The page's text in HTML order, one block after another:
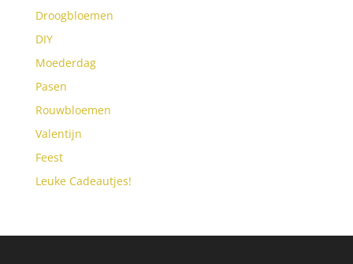
Droogbloemen
DIY
Moederdag
Pasen
Rouwbloemen
Valentijn
Feest
Leuke Cadeautjes!